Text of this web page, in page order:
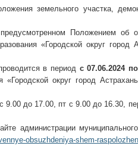
земельного участка,
Положением об
«Городской округ город
в период с 07.06.2024
«Городской округ город
до 17.00, пт с 9.00 до 16.30,
администрации муниципального
obsuzhdeniya-shem-